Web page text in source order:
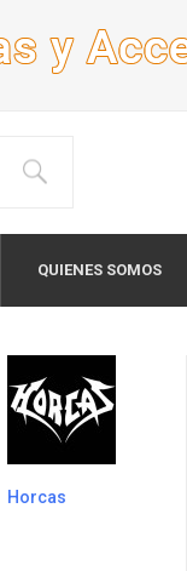
QUIENES SOMOS
Horcas